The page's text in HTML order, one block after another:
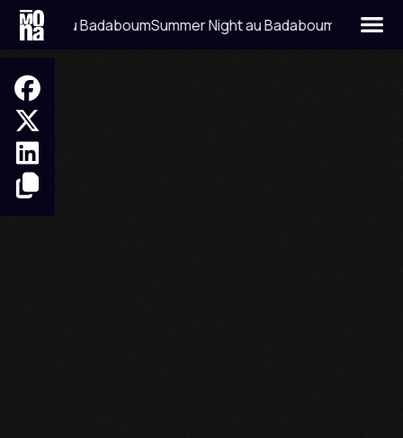
Night au BadaboumSummer Night au Badaboum